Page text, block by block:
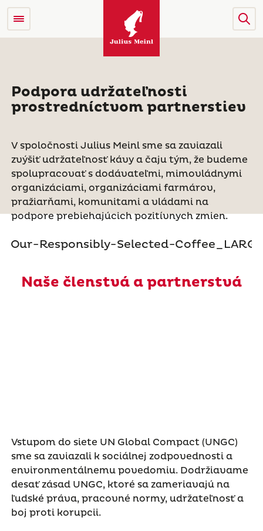
Podpora udržateľnosti
prostredníctvom partnerstiev
V spoločnosti Julius Meinl sme sa zaviazali
zvýšiť udržateľnosť kávy a čaju tým, že budeme
spolupracovať s dodávateľmi, mimovládnymi
organizáciami, organizáciami farmárov,
pražiarňami, komunitami a vládami na
podpore prebiehajúcich pozitívnych zmien.
Naše členstvá a partnerstvá
Vstupom do siete UN Global Compact (UNGC)
sme sa zaviazali k sociálnej zodpovednosti a
environmentálnemu povedomiu. Dodržiavame
desať zásad UNGC, ktoré sa zameriavajú na
ľudské práva, pracovné normy, udržateľnosť a
boj proti korupcii.